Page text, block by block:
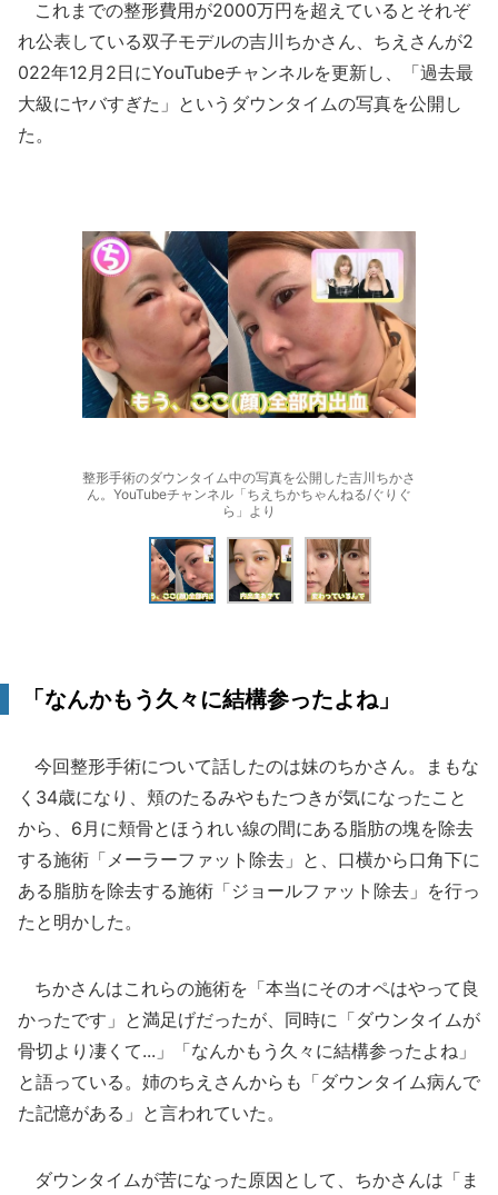
これまでの整形費用が2000万円を超えているとそれぞ
れ公表している双子モデルの吉川ちかさん、ちえさんが2
022年12月2日にYouTubeチャンネルを更新し、「過去最
大級にヤバすぎた」というダウンタイムの写真を公開し
た。
整形手術のダウンタイム中の写真を公開した吉川ちかさ
ん。YouTubeチャンネル「ちえちかちゃんねる/ぐりぐ
ら」より
「なんかもう久々に結構参ったよね」
今回整形手術について話したのは妹のちかさん。まもな
く34歳になり、頬のたるみやもたつきが気になったこと
から、6月に頬骨とほうれい線の間にある脂肪の塊を除去
する施術「メーラーファット除去」と、口横から口角下に
ある脂肪を除去する施術「ジョールファット除去」を行っ
たと明かした。
ちかさんはこれらの施術を「本当にそのオペはやって良
かったです」と満足げだったが、同時に「ダウンタイムが
骨切より凄くて...」「なんかもう久々に結構参ったよね」
と語っている。姉のちえさんからも「ダウンタイム病んで
た記憶がある」と言われていた。
ダウンタイムが苦になった原因として、ちかさんは「ま